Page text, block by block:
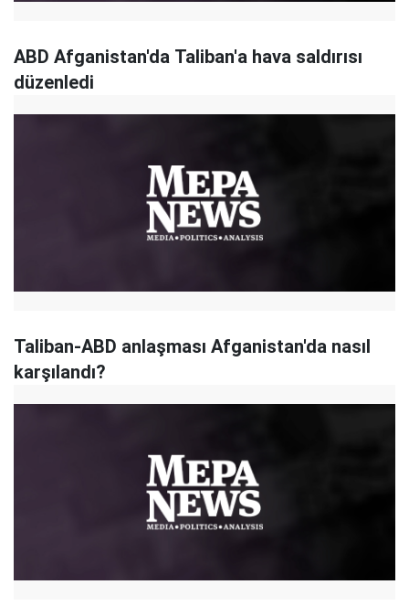
ABD Afganistan'da Taliban'a hava saldırısı
düzenledi
Taliban-ABD anlaşması Afganistan'da nasıl
karşılandı?